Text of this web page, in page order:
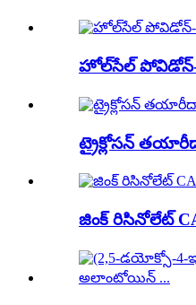
హోల్‌సేల్ పోవిడోన్-
ట్రైక్లోసన్
జింక్ రిసినోలేట్